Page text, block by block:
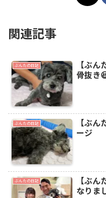
関連記事
ぶんたの日記
【ぶ
骨抜き
ぶんたの日記
【ぶ
ージ
ぶんたの日記
【ぶ
なりま